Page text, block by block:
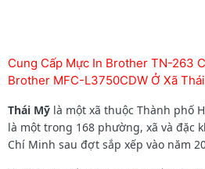
Cung Cấp Mực In Brother TN-263
Brother MFC-L3750CDW Ở Xã
Thái Mỹ là một xã thuộc Thành phố
là một trong 168 phường, xã và đặc
Chí Minh sau đợt sắp xếp vào năm